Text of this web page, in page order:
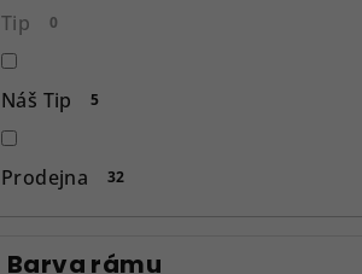
Tip 0
Náš Tip 5
Prodejna 32
Barva rámu